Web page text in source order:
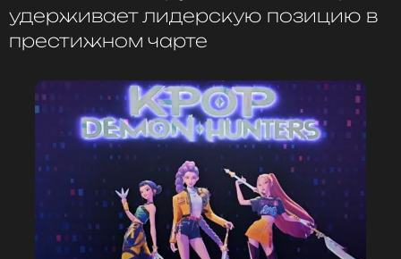
гору. В возрасте 34 лет Ejae получила
долгожданное признание.
Напомним, что режиссером анимационного
проекта и идейным вдохновителем выступила
Мэгги Кан, это ее дебютная полнометражная
работа. Еще одним режиссером значится Крис
Аппельханс, который известен по мультфильму
«Волшебный дракон», вышедшему в 2021 году.
сообщалось, что создатели «Кей-поп-
охотниц на демонов» объявили дату выхода
удерживает лидерскую позицию в
престижном чарте